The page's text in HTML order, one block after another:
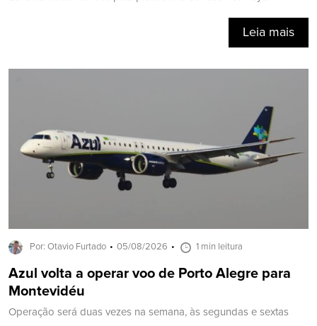
Leia mais
Por: Otavio Furtado 05/08/2026 1 min leitura
Azul volta a operar voo de Porto Alegre para
Montevidéu
Operação será duas vezes na semana, às segundas e sextas